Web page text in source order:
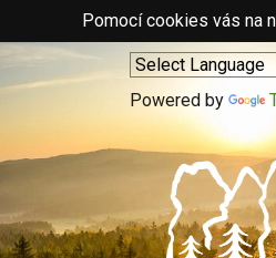
Pomocí cookies vás na
Powered by